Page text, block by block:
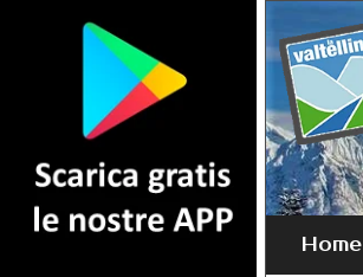
Home